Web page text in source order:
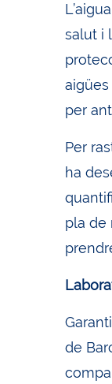
salut i
per
Per
ha
pla de
de